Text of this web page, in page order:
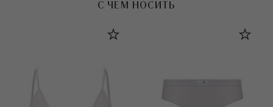
С ЧЕМ НОСИТЬ